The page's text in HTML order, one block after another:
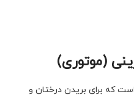
(موتوری)
است که برای بریدن درختان و